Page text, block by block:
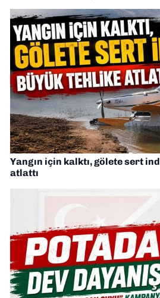
Yangın için kalktı, gölete sert
atlattı